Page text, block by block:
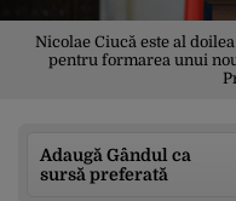
Nicolae Ciucă este al
pentru formarea unui
Adaugă Gândul ca
sursă preferată